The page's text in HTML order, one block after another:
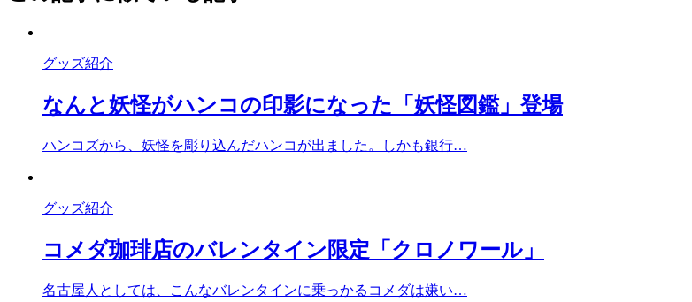
グッズ紹介
なんと妖怪がハンコの印影になった「妖怪図鑑」登場
ハンコズから、妖怪を彫り込んだハンコが出ました。しかも銀行…
グッズ紹介
コメダ珈琲店のバレンタイン限定「クロノワール」
名古屋人としては、こんなバレンタインに乗っかるコメダは嫌い…